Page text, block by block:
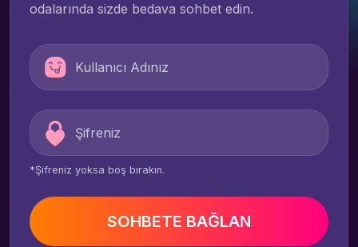
odalarında sizde bedava sohbet edin.
*Şifreniz yoksa boş bırakın.
SOHBETE BAĞLAN